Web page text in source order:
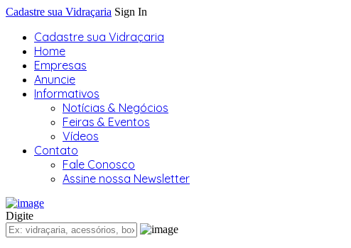
Cadastre sua Vidraçaria Sign In
Cadastre sua Vidraçaria
Home
Empresas
Anuncie
Informativos
Notícias & Negócios
Feiras & Eventos
Vídeos
Contato
Fale Conosco
Assine nossa Newsletter
Digite